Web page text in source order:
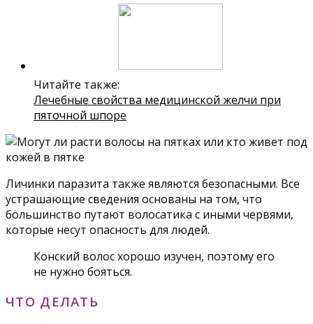
Читайте также:
Лечебные свойства медицинской желчи при
пяточной шпоре
Личинки паразита также являются безопасными. Все
устрашающие сведения основаны на том, что
большинство путают волосатика с иными червями,
которые несут опасность для людей.
Конский волос хорошо изучен, поэтому его
не нужно бояться.
ЧТО ДЕЛАТЬ